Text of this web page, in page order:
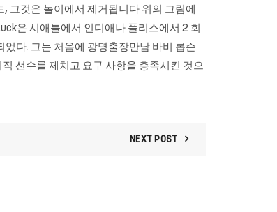
그것은 놀이에서 제거됩니다 위의 그림에
은 시애틀에서 인디애나 폴리스에서 2 회
다. 그는 처음에 광명출장만남 바비 롭슨
선수를 제치고 요구 사항을 충족시킨 것으
NEXT POST